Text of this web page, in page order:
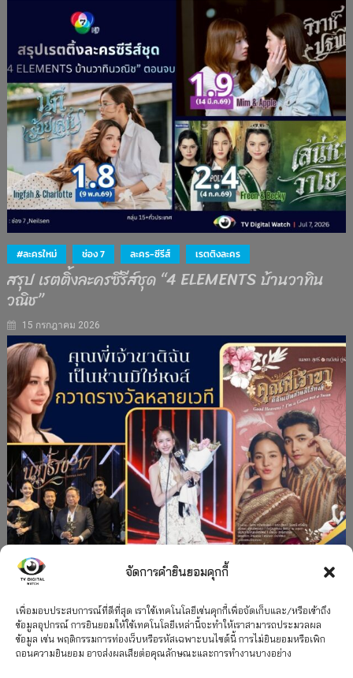
จัดการคำยินยอมคุกกี้
เพื่อมอบประสบการณ์ที่ดีที่สุด เราใช้เทคโนโลยีเช่นคุกกี้เพื่อจัดเก็บและ/หรือเข้าถึง
ข้อมูลอุปกรณ์ การยินยอมให้ใช้เทคโนโลยีเหล่านี้จะทำให้เราสามารถประมวลผล
ข้อมูล เช่น พฤติกรรมการท่องเว็บหรือรหัสเฉพาะบนไซต์นี้ การไม่ยินยอมหรือเพิก
ถอนความยินยอม อาจส่งผลเสียต่อคุณลักษณะและการทำงานบางอย่าง
#ละครใหม่ ช่อง 7 ละคร-ซีรีส์ เรตติงละคร
สรุป เรตติ้งละครซีรีส์ชุด “4 ELEMENTS บ้านวาทิน
วณิช”
15 กรกฎาคม 2026
”คุณพี่เจ้าขาดิฉันเป็นห่านมิใช่หงส์” กวาดรางวัล
เพียบ จาก 8 เวที